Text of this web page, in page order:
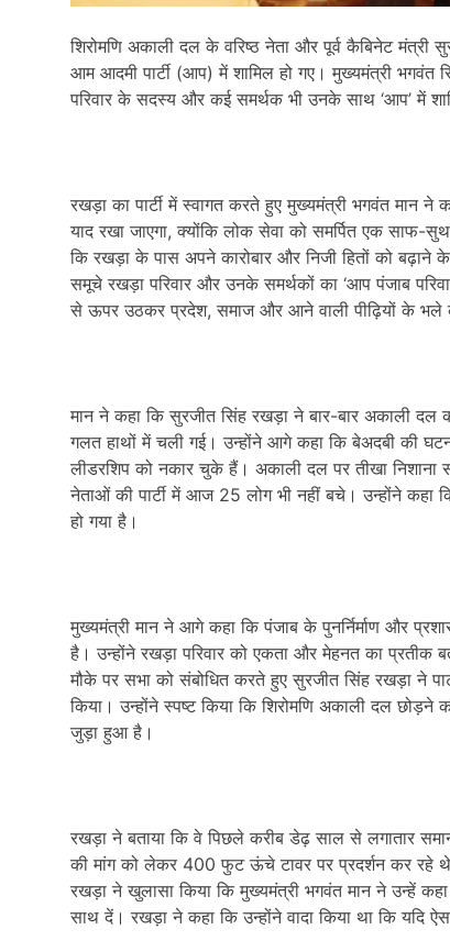
शिरोमणि अकाली दल के वरिष्ठ नेता और पूर्व कैबिनेट
आम आदमी पार्टी (आप) में शामिल हो गए। मुख्यमंत्री भगवंत
परिवार के सदस्य और कई समर्थक भी उनके साथ ‘आप’ में
रखड़ा का पार्टी में स्वागत करते हुए मुख्यमंत्री भगवंत मान
याद रखा जाएगा, क्योंकि लोक सेवा को समर्पित एक साफ-
कि रखड़ा के पास अपने कारोबार और निजी हितों को
समूचे रखड़ा परिवार और उनके समर्थकों का ‘आप पंजाब
से ऊपर उठकर प्रदेश, समाज और आने वाली पीढ़ियों के भले
मान ने कहा कि सुरजीत सिंह रखड़ा ने बार-बार अकाली
गलत हाथों में चली गई। उन्होंने आगे कहा कि बेअदबी की
लीडरशिप को नकार चुके हैं। अकाली दल पर तीखा
नेताओं की पार्टी में आज 25 लोग भी नहीं बचे। उन्होंने कहा
हो गया है।
मुख्यमंत्री मान ने आगे कहा कि पंजाब के पुनर्निर्माण और
है। उन्होंने रखड़ा परिवार को एकता और मेहनत का प्रतीक
मौके पर सभा को संबोधित करते हुए सुरजीत सिंह रखड़ा ने
किया। उन्होंने स्पष्ट किया कि शिरोमणि अकाली दल
जुड़ा हुआ है।
रखड़ा ने बताया कि वे पिछले करीब डेढ़ साल से लगातार
की मांग को लेकर 400 फुट ऊंचे टावर पर प्रदर्शन कर रहे
रखड़ा ने खुलासा किया कि मुख्यमंत्री भगवंत मान ने उन्हें
साथ दें। रखड़ा ने कहा कि उन्होंने वादा किया था कि यदि